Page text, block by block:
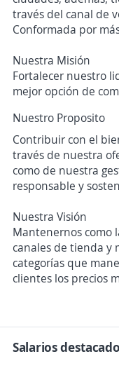
través del canal de
Conformada por
Nuestra Misión
Fortalecer nuestro
mejor opción de
Nuestro Proposito
Contribuir con el
través de nuestra
como de nuestra
responsable y
Nuestra Visión
Mantenernos como
canales de tienda y
categorías que
clientes los precios
Salarios